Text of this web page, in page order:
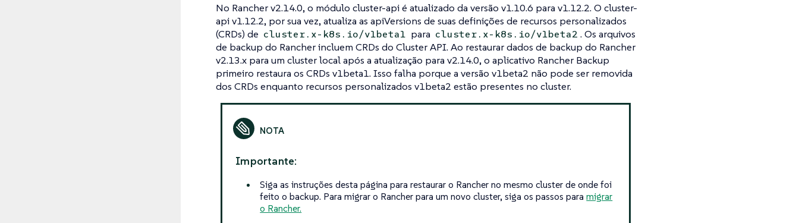
No Rancher v2.14.0, o módulo cluster-api é atualizado da versão v1.10.6 para v1.12.2. O cluster-
api v1.12.2, por sua vez, atualiza as apiVersions de suas definições de recursos personalizados
(CRDs) de cluster.x-k8s.io/v1beta1 para cluster.x-k8s.io/v1beta2 . Os arquivos
de backup do Rancher incluem CRDs do Cluster API. Ao restaurar dados de backup do Rancher
v2.13.x para um cluster local após a atualização para v2.14.0, o aplicativo Rancher Backup
primeiro restaura os CRDs v1beta1. Isso falha porque a versão v1beta2 não pode ser removida
dos CRDs enquanto recursos personalizados v1beta2 estão presentes no cluster.
Importante:
Siga as instruções desta página para restaurar o Rancher no mesmo cluster de onde foi
feito o backup. Para migrar o Rancher para um novo cluster, siga os passos paramigrar
o Rancher.